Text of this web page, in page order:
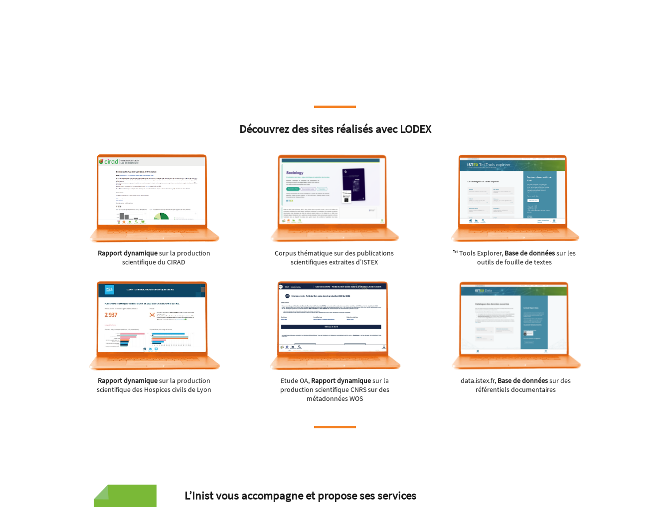
Découvrez des sites réalisés avec LODEX
Rapport dynamiquesur la production
scientifique du CIRAD
Corpus thématique sur des publications
scientifiques extraites d’ISTEX
™ Tools Explorer, Base de donnéessur les
outils de fouille de textes
Rapport dynamiquesur la production
scientifique des Hospices civils de Lyon
Etude OA, Rapport dynamiquesur la
production scientifique CNRS sur des
métadonnées WOS
data.istex.fr, Base de donnéessur des
référentiels documentaires
L’Inistvous accompagne et propose ses services